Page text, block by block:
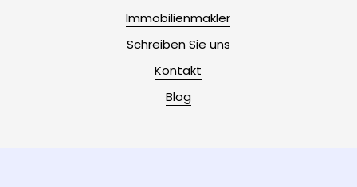
Immobilienmakler
Schreiben Sie uns
Kontakt
Blog